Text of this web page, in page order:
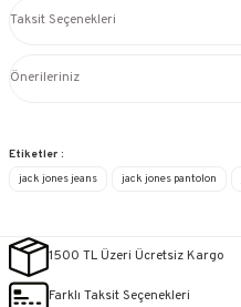
Taksit Seçenekleri
Önerileriniz
Etiketler :
jack jones jeans
jack jones pantolon
1500 TL Üzeri Ücretsiz Kargo
Farklı Taksit Seçenekleri